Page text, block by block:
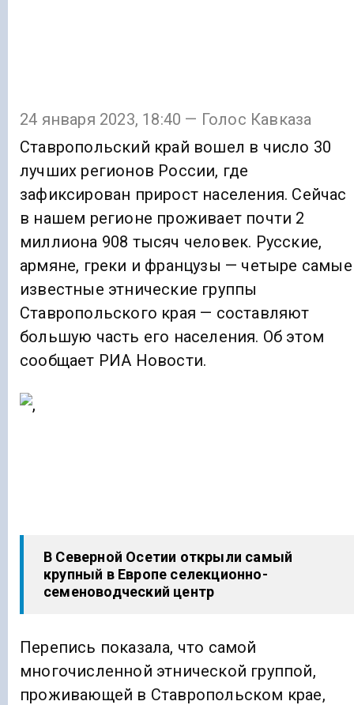
24 января 2023, 18:40 — Голос Кавказа
Ставропольский край вошел в число 30
лучших регионов России, где
зафиксирован прирост населения. Сейчас
в нашем регионе проживает почти 2
миллиона 908 тысяч человек. Русские,
армяне, греки и французы — четыре самые
известные этнические группы
Ставропольского края — составляют
большую часть его населения. Об этом
сообщает РИА Новости.
В Северной Осетии открыли самый
крупный в Европе селекционно-
семеноводческий центр
Перепись показала, что самой
многочисленной этнической группой,
проживающей в Ставропольском крае,